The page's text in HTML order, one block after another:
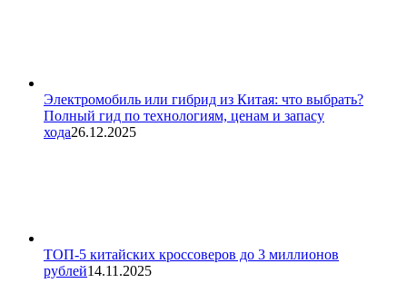
Электромобиль или гибрид из Китая: что выбрать?
Полный гид по технологиям, ценам и запасу
хода26.12.2025
ТОП-5 китайских кроссоверов до 3 миллионов
рублей14.11.2025